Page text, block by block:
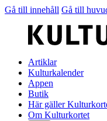
Gå till innehåll Gå till
Artiklar
Kulturkalender
Appen
Butik
Här gäller
Om Kulturkortet